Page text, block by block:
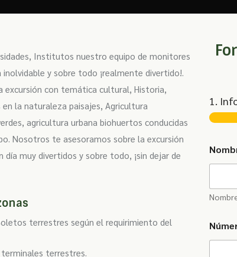
Institutos nuestro equipo de monitores
y sobre todo ¡realmente divertido!.
excursión con temática cultural, Historia,
la naturaleza paisajes, Agricultura
agricultura urbana biohuertos conducidas
Nosotros te asesoramos sobre la excursión
muy divertidos y sobre todo, ¡sin dejar de
terrestres según el requirimiento del
terrestres.
1.